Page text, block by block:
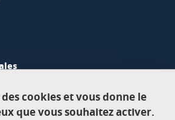
cookies et vous donne le
que vous souhaitez activer.